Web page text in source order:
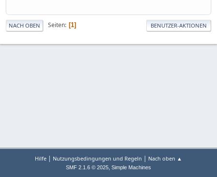
NACH OBEN Seiten 1 BENUTZER-AKTIONEN
Hilfe | Nutzungsbedingungen und Regeln | Nach oben ▲
SMF 2.1.6 © 2025, Simple Machines